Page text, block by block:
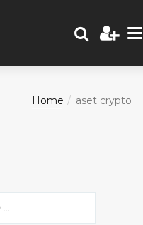
Home aset crypto